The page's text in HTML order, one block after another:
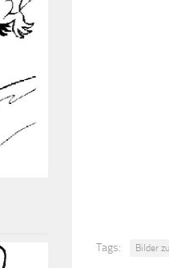
Tags: Bilder